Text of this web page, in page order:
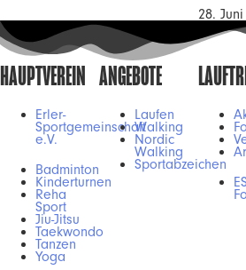
28.
HAUPTVEREIN
Erler-
Sportgemeinschaft
e.V.
Badminton
Kinderturnen
Reha
Sport
Jiu-Jitsu
Taekwondo
Tanzen
Yoga
ANGEBOTE
Laufen
Walking
Nordic
Walking
Sportabzeichen